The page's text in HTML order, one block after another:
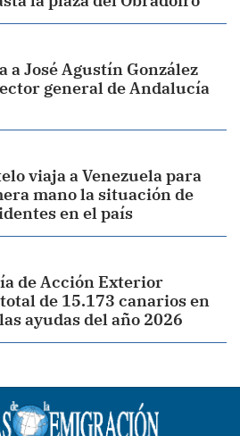
a José Agustín González
general de Andalucía
viaja a Venezuela para
mano la situación de
en el país
de Acción Exterior
de 15.173 canarios en
ayudas del año 2026